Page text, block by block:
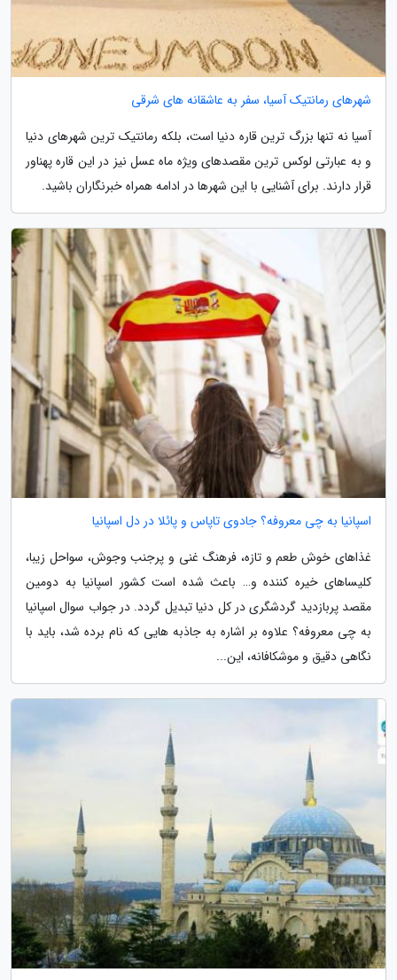
شهرهای رمانتیک آسیا، سفر به عاشقانه های شرقی
آسیا نه تنها بزرگ ترین قاره دنیا است، بلکه رمانتیک ترین شهرهای دنیا
و به عبارتی لوکس ترین مقصدهای ویژه ماه عسل نیز در این قاره پهناور
قرار دارند. برای آشنایی با این شهرها در ادامه همراه خبرنگاران باشید.
اسپانیا به چی معروفه؟ جادوی تاپاس و پائلا در دل اسپانیا
غذاهای خوش طعم و تازه، فرهنگ غنی و پرجنب وجوش، سواحل زیبا،
کلیساهای خیره کننده و… باعث شده است کشور اسپانیا به دومین
مقصد پربازدید گردشگری در کل دنیا تبدیل گردد. در جواب سوال اسپانیا
به چی معروفه؟ علاوه بر اشاره به جاذبه هایی که نام برده شد، باید با
نگاهی دقیق و موشکافانه، این...